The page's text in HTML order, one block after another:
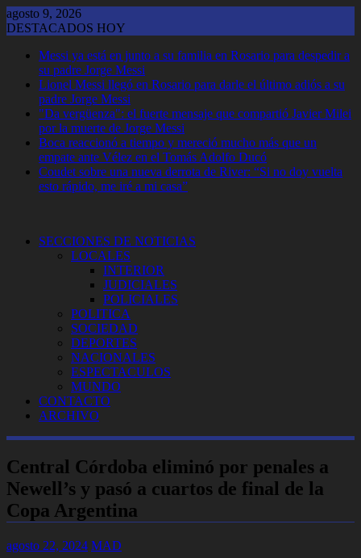
Saltar
al
agosto 9, 2026
DESTACADOS HOY
Messi ya está en junto a su familia en Rosario para despedir a
su padre Jorge Messi
Lionel Messi llegó en Rosario para darle el último adiós a su
padre Jorge Messi
"Da vergüenza": el fuerte mensaje que compartió Javier Milei
por la muerte de Jorge Messi
Boca reaccionó a tiempo y mereció mucho más que un
empate ante Vélez en el Tomás Adolfo Ducó
Coudet sobre una nueva derrota de River: “Si no doy vuelta
esto rápido, me iré a mi casa”
SECCIONES DE NOTICIAS
LOCALES
INTERIOR
JUDICIALES
POLICIALES
POLITICA
SOCIEDAD
DEPORTES
NACIONALES
ESPECTACULOS
MUNDO
CONTACTO
ARCHIVO
Central Córdoba eliminó por penales a
Newell’s y pasó a cuartos de final de la
Copa Argentina
agosto 22, 2024 MAD